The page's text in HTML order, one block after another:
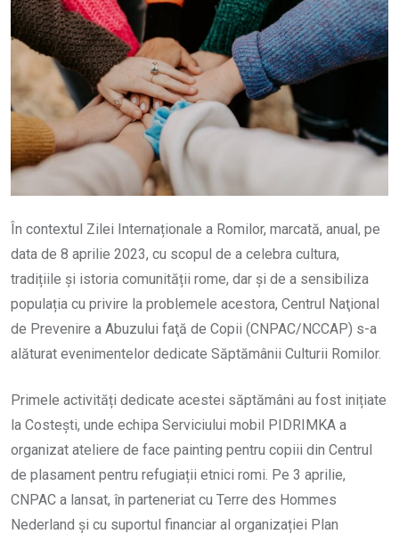
În contextul Zilei Internaționale a Romilor, marcată, anual, pe
data de 8 aprilie 2023, cu scopul de a celebra cultura,
tradițiile și istoria comunității rome, dar și de a sensibiliza
populația cu privire la problemele acestora, Centrul Naţional
de Prevenire a Abuzului faţă de Copii (CNPAC/NCCAP) s-a
alăturat evenimentelor dedicate Săptămânii Culturii Romilor.
Primele activități dedicate acestei săptămâni au fost inițiate
la Costești, unde echipa Serviciului mobil PIDRIMKA a
organizat ateliere de face painting pentru copiii din Centrul
de plasament pentru refugiații etnici romi. Pe 3 aprilie,
CNPAC a lansat, în parteneriat cu Terre des Hommes
Nederland și cu suportul financiar al organizației Plan